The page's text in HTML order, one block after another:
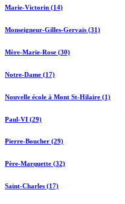
Marie-Victorin (14)
Monseigneur-Gilles-Gervais (31)
Mère-Marie-Rose (30)
Notre-Dame (17)
Nouvelle école à Mont St-Hilaire (1)
Paul-VI (29)
Pierre-Boucher (29)
Père-Marquette (32)
Saint-Charles (17)